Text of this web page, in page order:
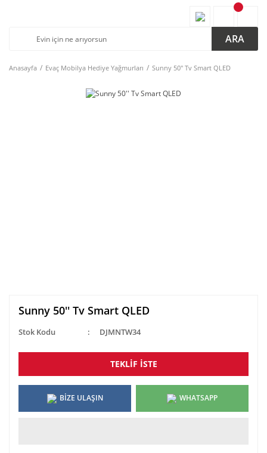
ARA
Anasayfa Evaç Mobilya Hediye Yağmurları Sunny 50'' Tv Smart QLED
Sunny 50'' Tv Smart QLED
Stok Kodu DJMNTW34
TEKLİF İSTE
BİZE ULAŞIN WHATSAPP